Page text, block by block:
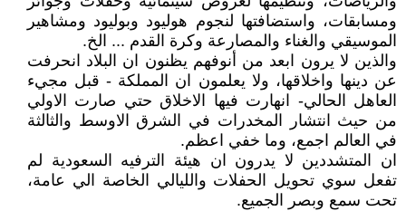
ومسابقات، واستضافتها لنجوم هوليود وبوليود ومشاهير
الموسيقي والغناء والمصارعة وكرة القدم ... الخ.
والذين لا يرون ابعد من أنوفهم يظنون ان البلاد انحرفت
عن دينها واخلاقها، ولا يعلمون ان المملكة - قبل مجيء
العاهل الحالي- انهارت فيها الاخلاق حتي صارت الاولي
من حيث انتشار المخدرات في الشرق الاوسط والثالثة
في العالم اجمع، وما خفي اعظم.
ان المتشددين لا يدرون ان هيئة الترفيه السعودية لم
تفعل سوي تحويل الحفلات والليالي الخاصة الي عامة،
تحت سمع وبصر الجميع.